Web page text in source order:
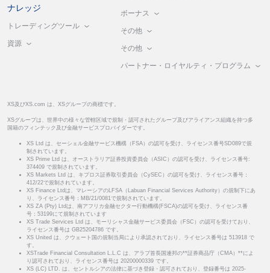
ナレッジ
トレーディングツール
資源
ボーナス
その他
その他
パートナー・ロイヤルティ・プログラム
XS及びXS.com は、XSグループの商標です。
XSグループは、世界中の様々な管轄区域で規制・認可されたグループ及びアライアンス組織を持つ多
国籍のフィンテック及び金融サービスプロバイダーです。
XS Ltd は、セーシェル金融サービス機構（FSA）の認可を受け、ライセンス番号SD089で規
制されています。
XS Prime Ltd は、オーストラリア証券投資委員会（ASIC）の認可を受け、ライセンス番号:
374409 で規制されています。
XS Markets Ltd は、キプロス証券取引委員会（CySEC）の認可を受け、ライセンス番号：
412/22で規制されています。
XS Finance Ltdは、マレーシアのLFSA（Labuan Financial Services Authority）の規制下にあ
り、ライセンス番号：MB/21/0081で規制されています。
XS ZA (Pty) Ltdは、南アフリカ金融セクター行動機構(FSCA)の認可を受け、ライセンス番
号：53199にて規制されています
XS Trade Services Ltd は、モーリシャス金融サービス委員会（FSC）の認可を受けており、
ライセンス番号は GB25204786 です。
XS United は、クウェート国の規制当局により承認されており、ライセンス番号は 513918 で
す。
XSTrade Financial Consultation L.L.C は、アラブ首長国連邦の**証券商品庁（CMA）**によ
り認可されており、ライセンス番号は 20200000339 です。
XS (LC) LTD. は、セントルシアの法律に基づき登録・認可されており、登録番号は 2025-